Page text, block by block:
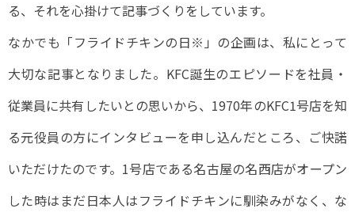
る、それを心掛けて記事づくりをしています。
なかでも「フライドチキンの日※」の企画は、私にとって
大切な記事となりました。KFC誕生のエピソードを社員・
従業員に共有したいとの思いから、1970年のKFC1号店を知
る元役員の方にインタビューを申し込んだところ、ご快諾
いただけたのです。1号店である名古屋の名西店がオープン
した時はまだ日本人はフライドチキンに馴染みがなく、な